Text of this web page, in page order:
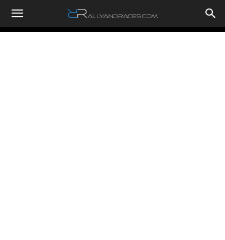
RallyandRaces.com